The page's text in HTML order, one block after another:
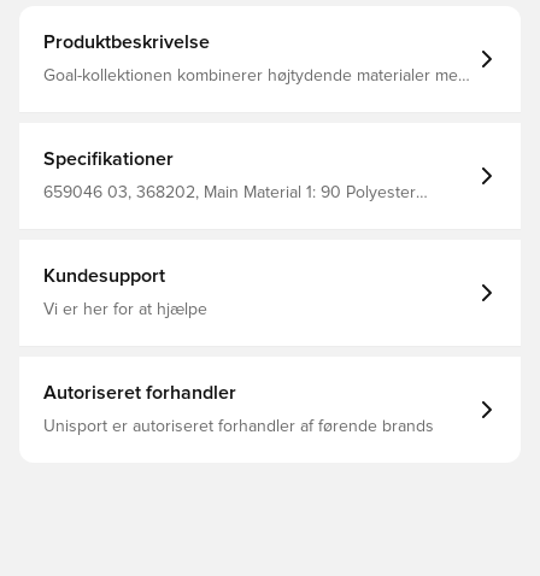
Produktbeskrivelse
Goal-kollektionen kombinerer højtydende materialer med
Specifikationer
659046 03, 368202, Main Material 1: 90 Polyester
Kundesupport
Vi er her for at hjælpe
Autoriseret forhandler
Unisport er autoriseret forhandler af førende brands